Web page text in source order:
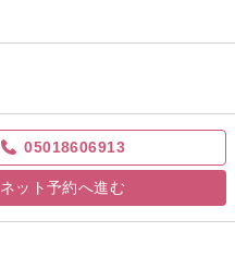
05018606913
ネット予約へ進む